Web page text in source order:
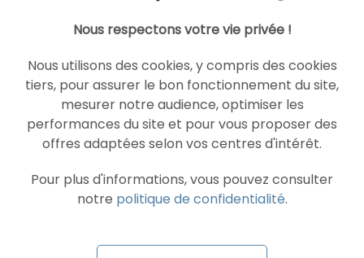
SEA GOOGLE ADS
Nous respectons votre vie privée !
Nous utilisons des cookies, y compris des cookies
tiers, pour assurer le bon fonctionnement du site,
mesurer notre audience, optimiser les
performances du site et pour vous proposer des
offres adaptées selon vos centres d'intérêt.
Pour plus d'informations, vous pouvez consulter
notre politique de confidentialité.